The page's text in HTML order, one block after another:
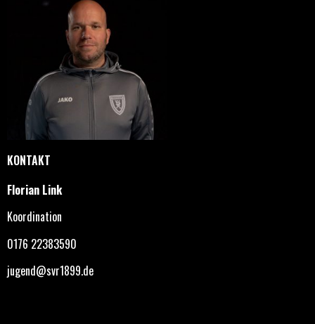
KONTAKT
Florian Link
Koordination
0176 22383590
jugend@svr1899.de